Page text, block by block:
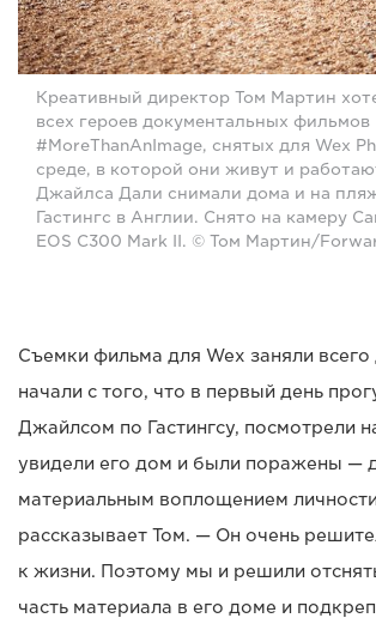
Креативный директор Том Мартин
всех героев документальных фильмов
#MoreThanAnImage, снятых для Wex
среде, в которой они живут и
Джайлса Дали снимали дома и на
Гастингс в Англии. Снято на камеру
EOS C300 Mark II. © Том Мартин/
Съемки фильма для Wex заняли
начали с того, что в первый день
Джайлсом по Гастингсу, посмотрели
увидели его дом и были поражены —
материальным воплощением
рассказывает Том. — Он очень
к жизни. Поэтому мы и решили
часть материала в его доме и